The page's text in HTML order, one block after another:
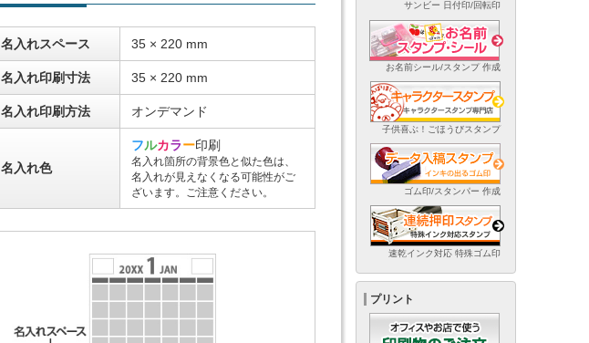
名入れスペース 35 × 220 mm
名入れ印刷寸法 35 × 220 mm
名入れ印刷方法 オンデマンド
名入れ色
フルカラー印刷
名入れ箇所の背景色と似た色は、
名入れが見えなくなる可能性がご
ざいます。ご注意ください。
サンビー 日付印/回転印
お名前シール/スタンプ 作成
子供喜ぶ！ごほうびスタンプ
ゴム印/スタンパー 作成
速乾インク対応 特殊ゴム印
プリント